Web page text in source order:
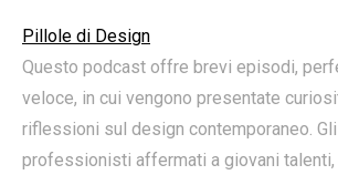
Pillole di Design
Questo podcast offre brevi episodi,
veloce, in cui vengono presentate
riflessioni sul design contemporaneo.
professionisti affermati a giovani talenti,